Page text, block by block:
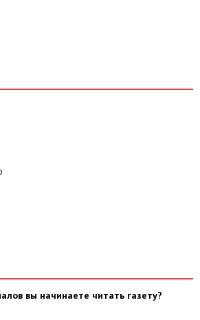
вы начинаете читать газету?